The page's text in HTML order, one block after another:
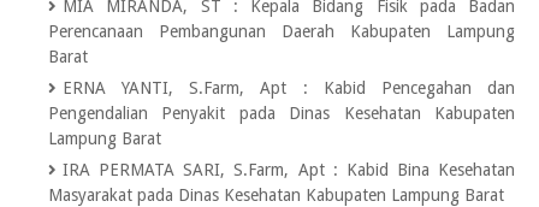
MIA MIRANDA, ST
:
Kepala Bidang Fisik pada Badan
Perencanaan Pembangunan Daerah Kabupaten Lampung
Barat
ERNA YANTI, S.Farm, Apt
:
Kabid Pencegahan dan
Pengendalian Penyakit pada Dinas Kesehatan Kabupaten
Lampung Barat
IRA PERMATA SARI, S.Farm, Apt : Kabid Bina Kesehatan
Masyarakat pada Dinas Kesehatan Kabupaten Lampung Barat